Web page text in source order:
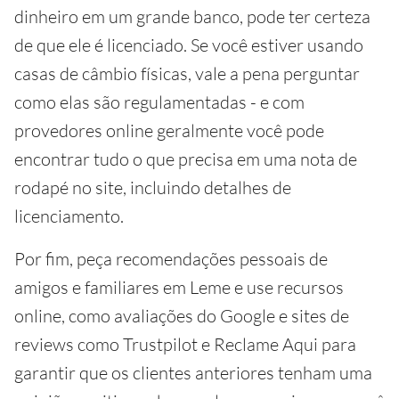
dinheiro em um grande banco, pode ter certeza
de que ele é licenciado. Se você estiver usando
casas de câmbio físicas, vale a pena perguntar
como elas são regulamentadas - e com
provedores online geralmente você pode
encontrar tudo o que precisa em uma nota de
rodapé no site, incluindo detalhes de
licenciamento.
Por fim, peça recomendações pessoais de
amigos e familiares em Leme e use recursos
online, como avaliações do Google e sites de
reviews como Trustpilot e Reclame Aqui para
garantir que os clientes anteriores tenham uma